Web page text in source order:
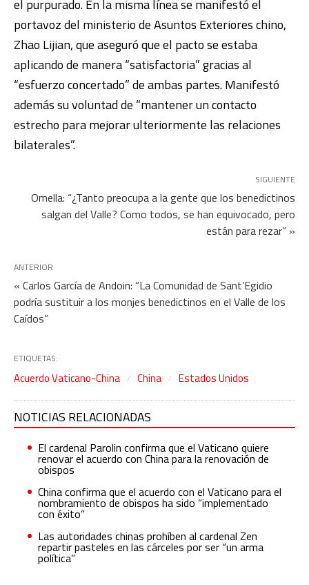
el purpurado. En la misma línea se manifestó el
portavoz del ministerio de Asuntos Exteriores chino,
Zhao Lijian, que aseguró que el pacto se estaba
aplicando de manera “satisfactoria” gracias al
“esfuerzo concertado” de ambas partes. Manifestó
además su voluntad de “mantener un contacto
estrecho para mejorar ulteriormente las relaciones
bilaterales”.
SIGUIENTE
Omella: “¿Tanto preocupa a la gente que los benedictinos
salgan del Valle? Como todos, se han equivocado, pero
están para rezar” »
ANTERIOR
« Carlos García de Andoin: “La Comunidad de Sant’Egidio
podría sustituir a los monjes benedictinos en el Valle de los
Caídos”
ETIQUETAS:
Acuerdo Vaticano-China China Estados Unidos
NOTICIAS RELACIONADAS
El cardenal Parolin confirma que el Vaticano quiere
renovar el acuerdo con China para la renovación de
obispos
China confirma que el acuerdo con el Vaticano para el
nombramiento de obispos ha sido “implementado
con éxito”
Las autoridades chinas prohíben al cardenal Zen
repartir pasteles en las cárceles por ser “un arma
política”